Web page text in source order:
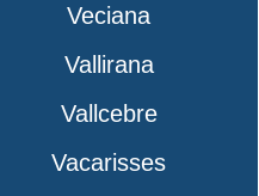
Veciana
Vallirana
Vallcebre
Vacarisses